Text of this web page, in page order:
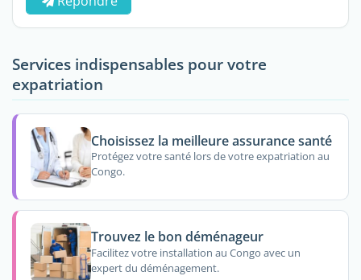
Services indispensables pour votre
expatriation
Choisissez la meilleure assurance santé
Protégez votre santé lors de votre expatriation au
Congo.
Trouvez le bon déménageur
Facilitez votre installation au Congo avec un
expert du déménagement.